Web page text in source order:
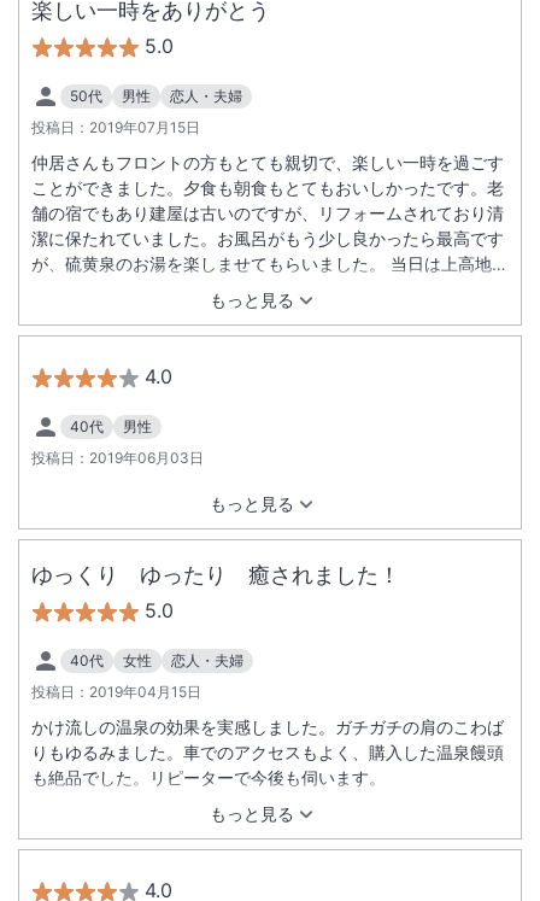
楽しい一時をありがとう
5.0
50代 男性
恋人・夫婦
投稿日： 2019年07月15日
もっと見る
仲居さんもフロントの方もとても親切で、楽しい一時を過ごす
ことができました。夕食も朝食もとてもおいしかったです。老
舗の宿でもあり建屋は古いのですが、リフォームされており清
潔に保たれていました。お風呂がもう少し良かったら最高です
が、硫黄泉のお湯を楽しませてもらいました。 当日は上高地か
ら向かったのですか、途中の１５８号線が事故で大渋滞。二時
間以上も車が進まず、到着時間が大幅に遅れて、１９時半を越
えました。また、当日はお祭りの日だったらしく、宿の前の道
路は規制されて進入禁止。電話で状況を伝えて迎えに来てもら
いました。息を切らして来られて、ホテルまで案内してもらい
ましたが、結構な距離ありました。事前に郵便メールで案内さ
れていたのですが、よく読んでいなくて。本当に親切な方々で
した。お祭りも良かったです。また、利用したい宿です。
4.0
40代
男性
投稿日： 2019年06月03日
もっと見る
ゆっくり ゆったり 癒されました！
5.0
40代 女性
恋人・夫婦
投稿日： 2019年04月15日
もっと見る
かけ流しの温泉の効果を実感しました。ガチガチの肩のこわば
りもゆるみました。車でのアクセスもよく、購入した温泉饅頭
も絶品でした。リピーターで今後も伺います。
4.0